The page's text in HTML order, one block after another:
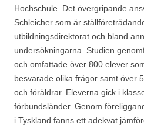
Hochschule. Det övergripande
Schleicher som är
utbildningsdirektorat och bland
undersökningarna. Studien
och omfattade över 800 elever
besvarade olika frågor samt över
och föräldrar. Eleverna gick i
förbundsländer. Genom
i Tyskland fanns ett adekvat